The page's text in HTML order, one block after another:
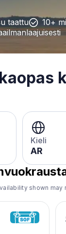
taattu 10+
Kieli
AR
shown may